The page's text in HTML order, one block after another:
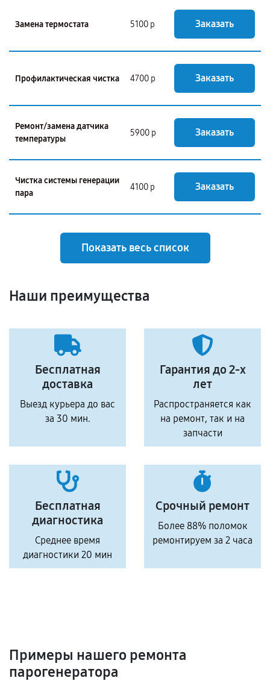
Замена термостата 5100 р Заказать
Профилактическая чистка 4700 р Заказать
Ремонт/замена датчика
температуры
5900 р Заказать
Чистка системы генерации
пара
4100 р Заказать
Показать весь список
Наши преимущества
Бесплатная
доставка
Выезд курьера до вас
за 30 мин.
Гарантия до 2-х
лет
Распространяется как
на ремонт, так и на
запчасти
Бесплатная
диагностика
Среднее время
диагностики 20 мин
Срочный ремонт
Более 88% поломок
ремонтируем за 2 часа
Примеры нашего ремонта
парогенератора